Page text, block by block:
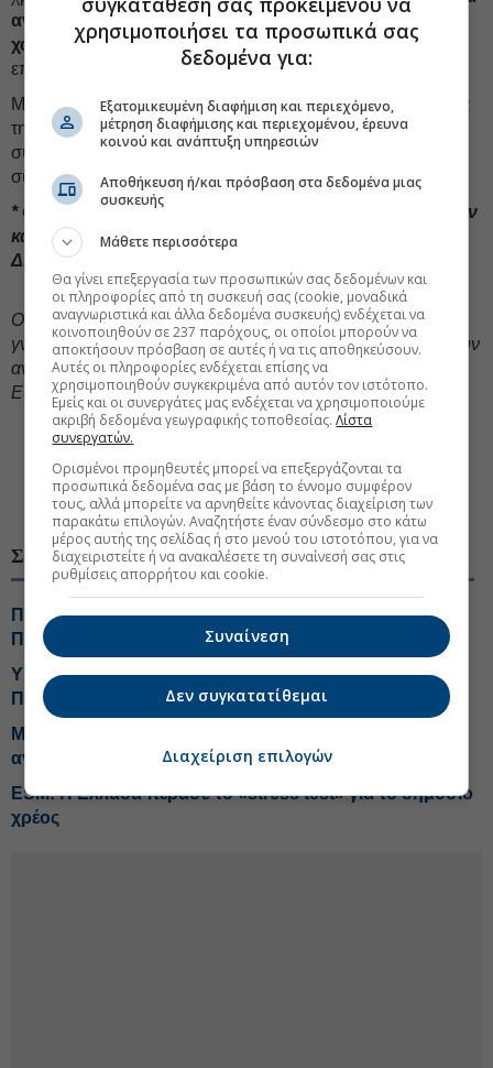
αναδειχθεί στον διεθνή επιχειρηματικό και επενδυτικό
χάρτη
, με σεβασμό στο περιβάλλον, στην κοινωνία και στις
επόμενες γενιές!
Με την ψήφο των πολιτών, ως Ελληνική Κυβέρνηση και για
την επόμενη τετραετία, επιθυμία και επιδίωξή μας θα
συνεχίσει να αποτελεί η διαμόρφωση των κατάλληλων
συνθηκών για να επιτευχθεί ο εθνικός αυτός στόχος.
* Ο κ. Χρήστος Σταϊκούρας είναι Υπουργός Οικονομικών
και υποψήφιος βουλευτής Φθιώτιδας με τη Νέα
Δημοκρατία.
Oι απόψεις που διατυπώνονται σε ενυπόγραφο άρθρο
γνώμης ανήκουν στον συγγραφέα και δεν αντιπροσωπεύουν
αναγκαστικά, μερικώς ή στο σύνολο, απόψεις του
Euro2day.gr.
#Χρήστος Σταϊκούρας
#Υπουργείο Εθνικής Οικονομίας και Οικονομικών
#Ελληνική οικονομία
ΣΧΕΤΙΚΑ ΘΕΜΑΤΑ
Παράδοση της Ετήσιας Έκθεσης του ΕΔΣ στον
Πρόεδρο της Βουλής
ΥΠΟΙΚ: Χρηματοδότηση €204,6 εκατ. από το Εθνικό
Πρόγραμμα Ανάπτυξης για την ανάπλαση της ΔΕΘ
Μητσοτάκης: Δεν μπορεί η Ευρώπη να είναι
ανταγωνιστική με τόσο ακριβό ρεύμα
ESM: Η Ελλάδα πέρασε το «stress test» για το δημόσιο
χρέος
χρησιμοποιήσει τα προσωπικά σας
δεδομένα για:
Εξατομικευμένη διαφήμιση και περιεχόμενο,
μέτρηση διαφήμισης και περιεχομένου, έρευνα
κοινού και ανάπτυξη υπηρεσιών
Αποθήκευση ή/και πρόσβαση στα δεδομένα μιας
συσκευής
Μάθετε περισσότερα
Θα γίνει επεξεργασία των προσωπικών σας δεδομένων και
οι πληροφορίες από τη συσκευή σας (cookie, μοναδικά
αναγνωριστικά και άλλα δεδομένα συσκευής) ενδέχεται να
κοινοποιηθούν σε 237 παρόχους, οι οποίοι μπορούν να
αποκτήσουν πρόσβαση σε αυτές ή να τις αποθηκεύσουν.
Αυτές οι πληροφορίες ενδέχεται επίσης να
χρησιμοποιηθούν συγκεκριμένα από αυτόν τον ιστότοπο.
Εμείς και οι συνεργάτες μας ενδέχεται να χρησιμοποιούμε
ακριβή δεδομένα γεωγραφικής τοποθεσίας.Λίστα
συνεργατών.
Ορισμένοι προμηθευτές μπορεί να επεξεργάζονται τα
προσωπικά δεδομένα σας με βάση το έννομο συμφέρον
τους, αλλά μπορείτε να αρνηθείτε κάνοντας διαχείριση των
παρακάτω επιλογών. Αναζητήστε έναν σύνδεσμο στο κάτω
μέρος αυτής της σελίδας ή στο μενού του ιστοτόπου, για να
διαχειριστείτε ή να ανακαλέσετε τη συναίνεσή σας στις
ρυθμίσεις απορρήτου και cookie.
Συναίνεση
Δεν συγκατατίθεμαι
Διαχείριση επιλογών